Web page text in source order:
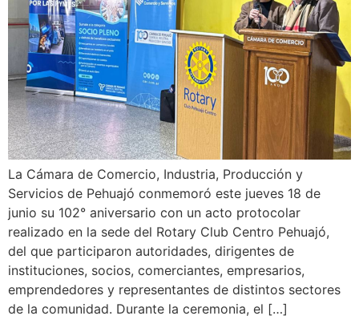
La Cámara de Comercio, Industria, Producción y
Servicios de Pehuajó conmemoró este jueves 18 de
junio su 102° aniversario con un acto protocolar
realizado en la sede del Rotary Club Centro Pehuajó,
del que participaron autoridades, dirigentes de
instituciones, socios, comerciantes, empresarios,
emprendedores y representantes de distintos sectores
de la comunidad. Durante la ceremonia, el […]